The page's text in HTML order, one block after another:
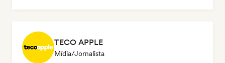
TECO APPLE
Mídia/Jornalista